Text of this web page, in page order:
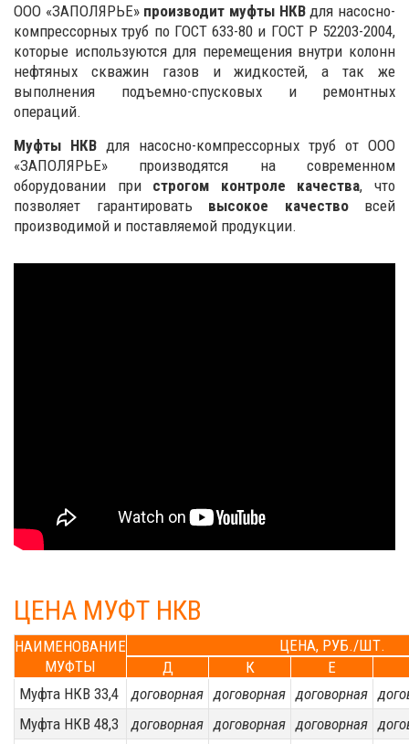
ООО «ЗАПОЛЯРЬЕ» производит муфты НКBдля насосно-
компрессорных труб по ГОСТ 633-80 и ГОСТ Р 52203-2004,
которые используются для перемещения внутри колонн
нефтяных скважин газов и жидкостей, а так же
выполнения подъемно-спусковых и ремонтных
операций.
Муфты НКВ для насосно-компрессорных труб от ООО
«ЗАПОЛЯРЬЕ» производятся на современном
оборудовании при строгом контроле качества, что
позволяет гарантировать высокое качествовсей
производимой и поставляемой продукции.
ЦЕНА МУФТ НКВ
НАИМЕНОВАНИЕ
МУФТЫ
ЦЕНА, РУБ./ШТ.
Д
К
Е
Муфта НКВ 33,4
договорная договорная договорная
Муфта НКВ 48,3
договорная договорная договорная